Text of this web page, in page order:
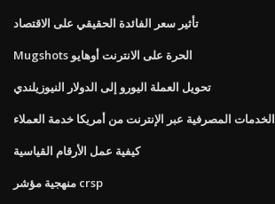
تأثير سعر الفائدة الحقيقي على الاقتصاد
Mugshots الحرة على الانترنت أوهايو
تحويل العملة اليورو إلى الدولار النيوزيلندي
الخدمات المصرفية عبر الإنترنت من أمريكا خدمة العملاء
كيفية عمل الأرقام القياسية
منهجية مؤشر crsp